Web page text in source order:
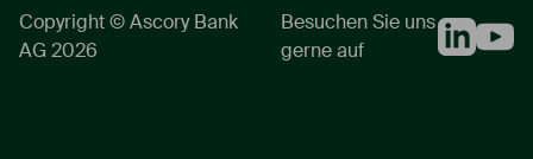
Copyright © Ascory Bank
AG 2026
Besuchen Sie uns
gerne auf